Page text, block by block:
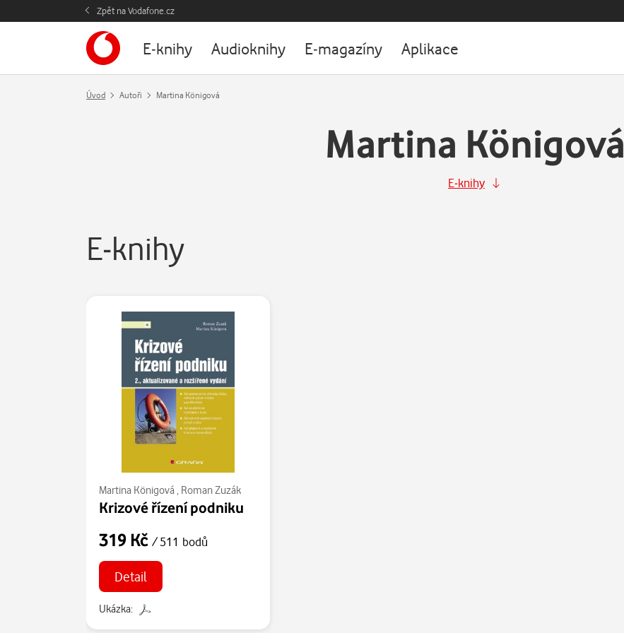
Zpět na Vodafone.cz
E-knihy Audioknihy E-magazíny Aplikace
Úvod Autoři Martina Königová
Martina Königová
E-knihy
E-knihy
Martina Königová , Roman Zuzák
Krizové řízení podniku
319 Kč / 511 bodů
Detail
Ukázka: